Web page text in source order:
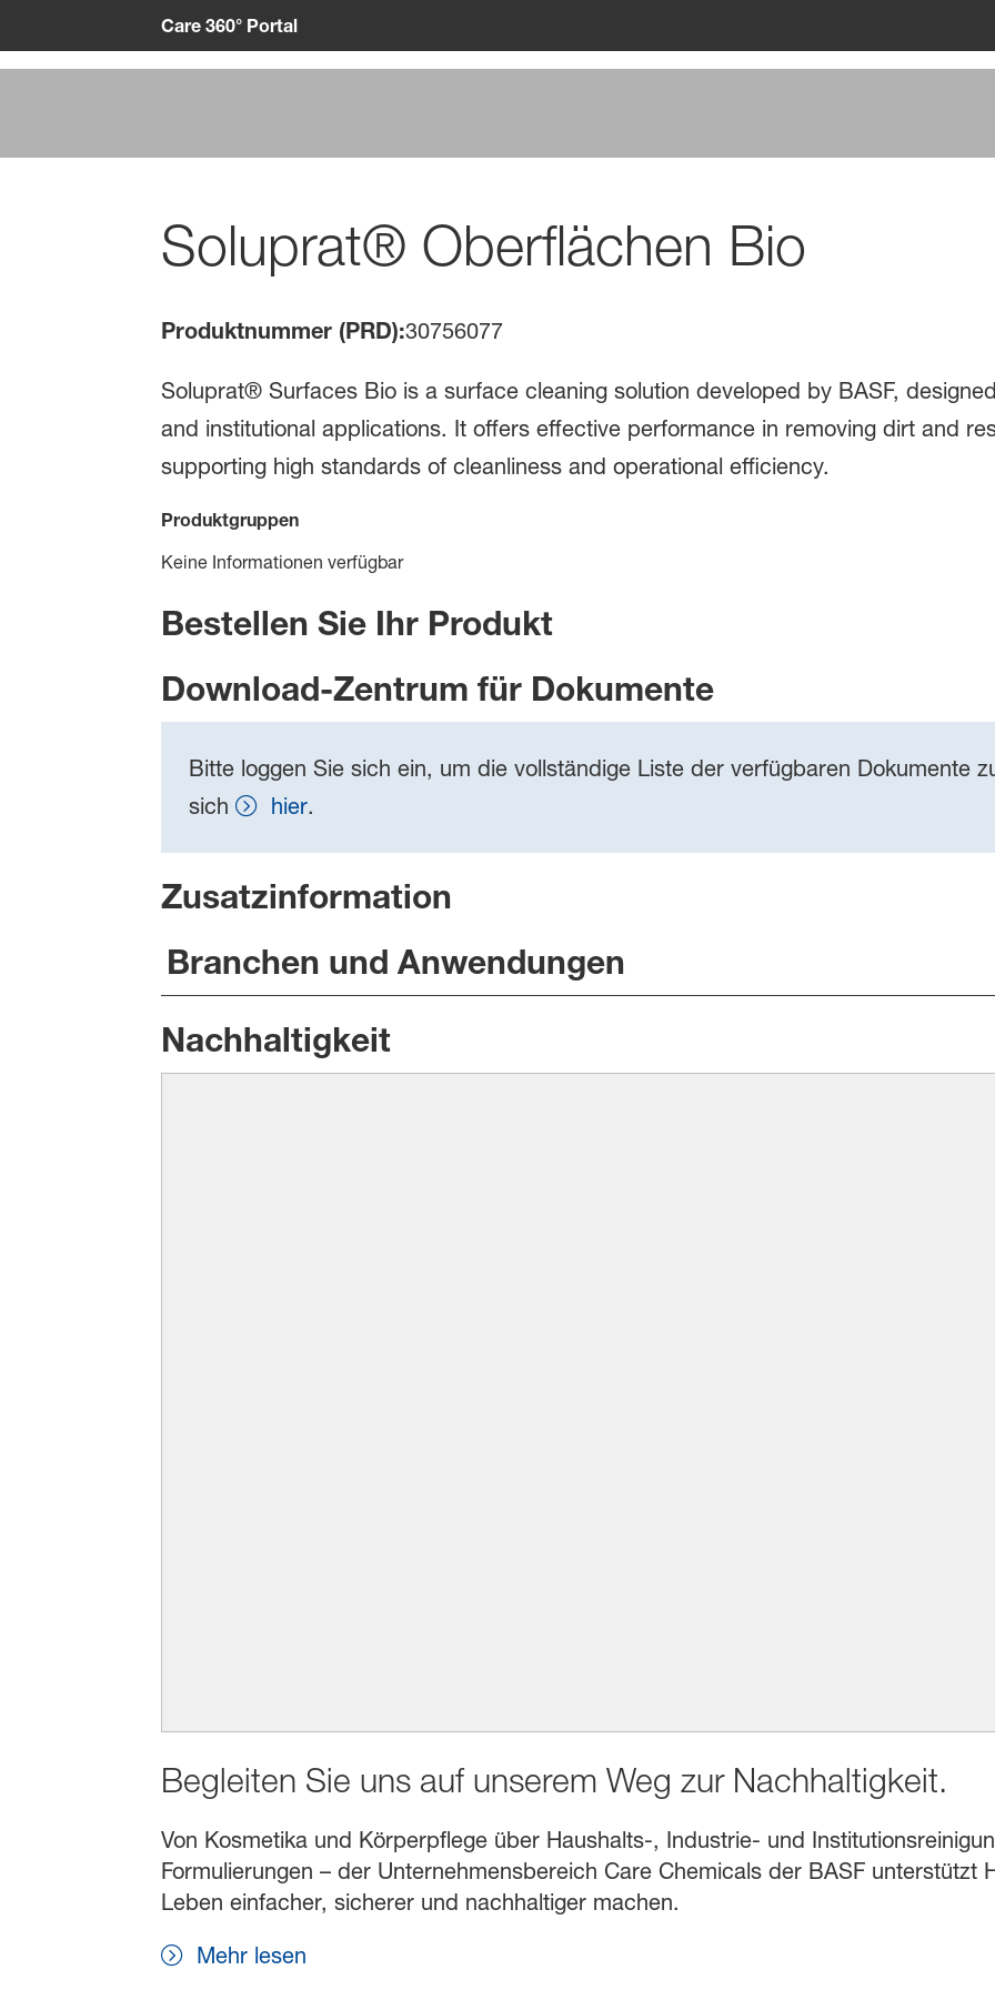
Care 360° Portal
Soluprat® Oberflächen Bio
Produktnummer (PRD):30756077
Soluprat® Surfaces Bio is a surface cleaning solution developed by BASF,
and institutional applications. It offers effective performance in removing dirt and
supporting high standards of cleanliness and operational efficiency.
Produktgruppen
Keine Informationen verfügbar
Bestellen Sie Ihr Produkt
Download-Zentrum für Dokumente
Bitte loggen Sie sich ein, um die vollständige Liste der verfügbaren Dokumente
sich
hier.
Zusatzinformation
Branchen und Anwendungen
Nachhaltigkeit
Begleiten Sie uns auf unserem Weg zur Nachhaltigkeit.
Von Kosmetika und Körperpflege über Haushalts-, Industrie- und
Formulierungen – der Unternehmensbereich Care Chemicals der BASF unterstützt
Leben einfacher, sicherer und nachhaltiger machen.
Mehr lesen